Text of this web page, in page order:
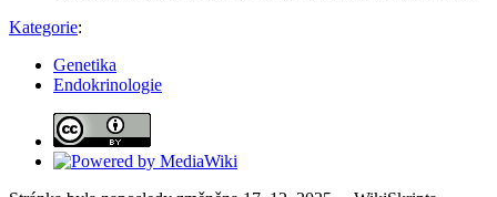
Kategorie:
Genetika
Endokrinologie